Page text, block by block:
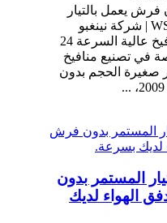
يعمل بالتيار
المستمر WS8570-24-S200 | شركة نينغبو
وونسمارت لتصنيع المنافيخ عالية السرعة 24
تصنيع منافيخ
صغيرة الحجم بدون
المستمر بدون
الهواء لديك